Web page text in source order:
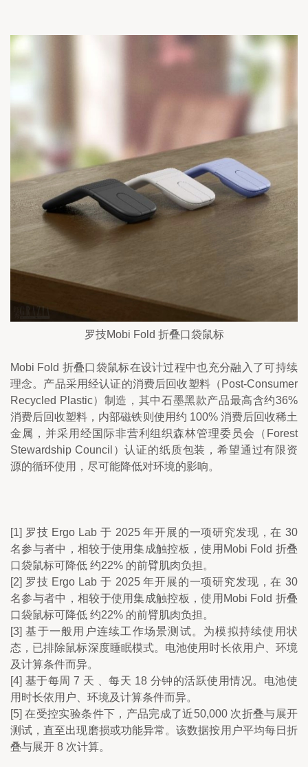
罗技Mobi Fold 折叠口袋鼠标
Mobi Fold 折叠口袋鼠标在设计过程中也充分融入了可持续
理念。产品采用经认证的消费后回收塑料（Post-Consumer
Recycled Plastic）制造，其中石墨黑款产品最高含约36%
消费后回收塑料，内部磁铁则使用约 100% 消费后回收稀土
金属，并采用经国际非营利组织森林管理委员会（Forest
Stewardship Council）认证的纸质包装，希望通过有限资
源的循环使用，尽可能降低对环境的影响。
[1] 罗技 Ergo Lab 于 2025 年开展的一项研究发现，在 30
名参与者中，相较于使用集成触控板，使用Mobi Fold 折叠
口袋鼠标可降低 约22% 的前臂肌肉负担。
[2] 罗技 Ergo Lab 于 2025 年开展的一项研究发现，在 30
名参与者中，相较于使用集成触控板，使用Mobi Fold 折叠
口袋鼠标可降低 约22% 的前臂肌肉负担。
[3] 基于一般用户连续工作场景测试。为模拟持续使用状
态，已排除鼠标深度睡眠模式。电池使用时长依用户、环境
及计算条件而异。
[4] 基于每周 7 天 、每天 18 分钟的活跃使用情况。电池使
用时长依用户、环境及计算条件而异。
[5] 在受控实验条件下，产品完成了近50,000 次折叠与展开
测试，直至出现磨损或功能异常。该数据按用户平均每日折
叠与展开 8 次计算。